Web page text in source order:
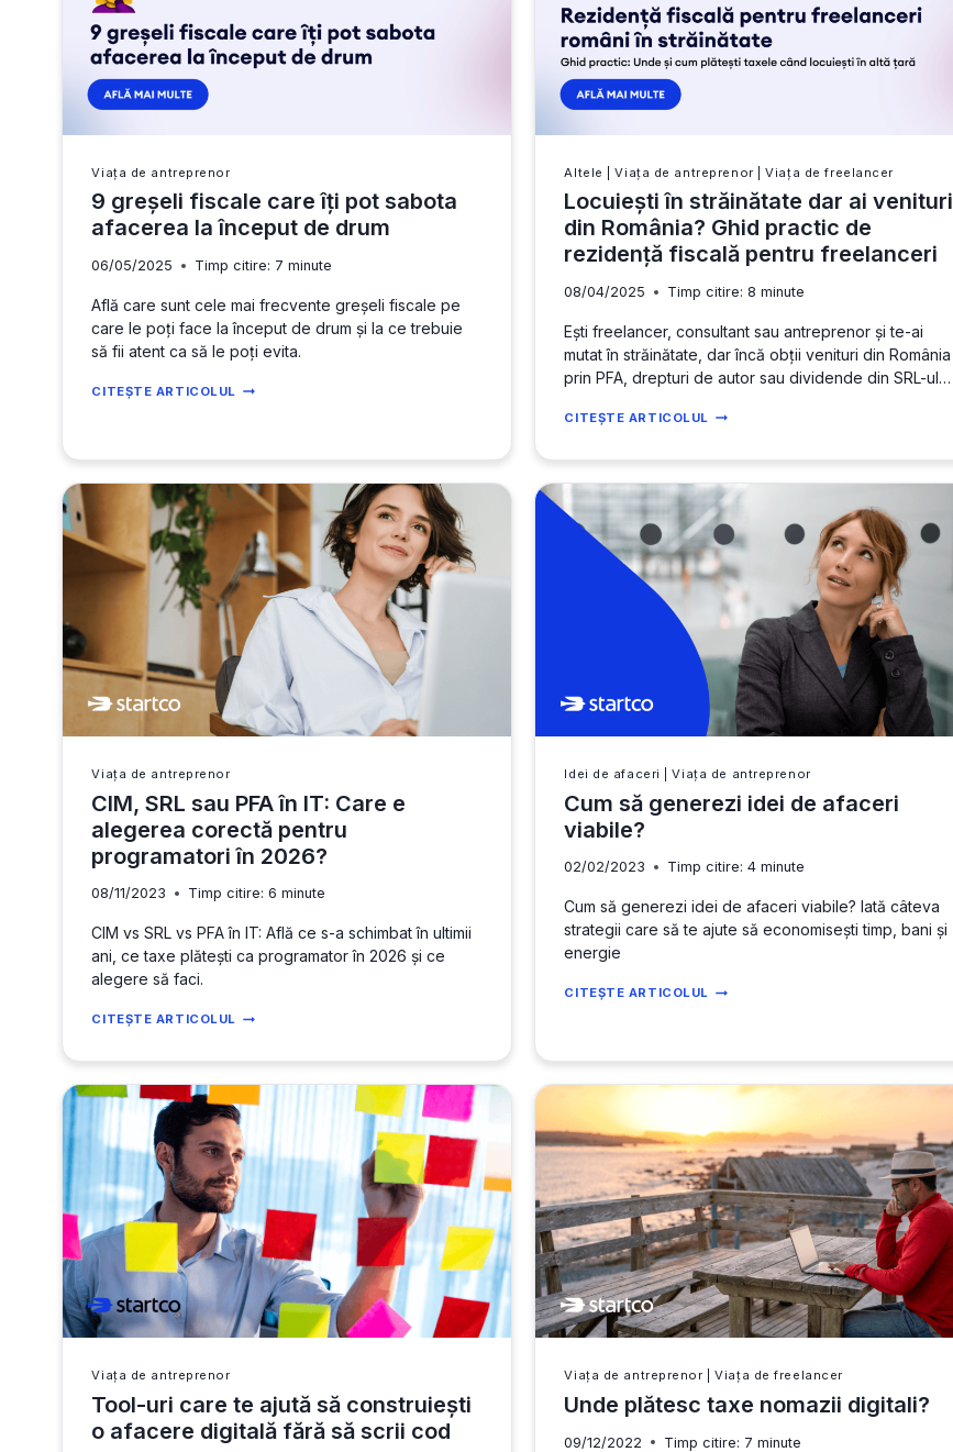
Viața de antreprenor
9 greșeli fiscale care îți pot sabota
afacerea la început de drum
06/05/2025 Timp citire: 7minute
Află care sunt cele mai frecvente greșeli fiscale pe
care le poți face la început de drum și la ce trebuie
să fii atent ca să le poți evita.
CITEȘTE ARTICOLUL 9
CARE
ÎȚI
POT
SABOTA
AFACEREA
LA
ÎNCEPUT
DRUM
Altele |Viața de antreprenor |Viața de freelancer
Locuiești în străinătate dar ai venituri
din România? Ghid practic de
rezidență fiscală pentru freelanceri
08/04/2025 Timp citire: 8minute
Ești freelancer, consultant sau antreprenor și te-ai
mutat în străinătate, dar încă obții venituri din România
prin PFA, drepturi de autor sau dividende din SRL-ul
venit și cum îți afectează rezidența fiscală obligațiile
CITEȘTE ARTICOLUL LOCUIEȘTI
STRĂINĂTATE
DAR
AI
VENITURI
DIN
ROMÂNIA?
GHID
PRACTIC
REZIDENȚĂ
FISCALĂ
PENTRU
FREELANCERI
Viața de antreprenor
CIM, SRL sau PFA în IT: Care e
alegerea corectă pentru
programatori în 2026?
08/11/2023 Timp citire: 6minute
CIM vs SRL vs PFA în IT: Află ce s-a schimbat în ultimii
ani, ce taxe plătești ca programator în 2026 și ce
alegere să faci.
CITEȘTE ARTICOLUL CIM,
SAU
PFA
ÎN
IT:
CARE
E
ALEGEREA
CORECTĂ
PENTRU
PROGRAMATORI
ÎN
2026?
Idei de afaceri |Viața de antreprenor
Cum să generezi idei de afaceri
viabile?
02/02/2023 Timp citire: 4minute
Cum să generezi idei de afaceri viabile? Iată câteva
strategii care să te ajute să economisești timp, bani și
energie
CITEȘTE ARTICOLUL CUM
IDEI
DE
VIABILE?
Viața de antreprenor
Tool-uri care te ajută să construiești
o afacere digitală fără să scrii cod
Viața de antreprenor |Viața de freelancer
Unde plătesc taxe nomazii digitali?
09/12/2022 Timp citire: 7minute